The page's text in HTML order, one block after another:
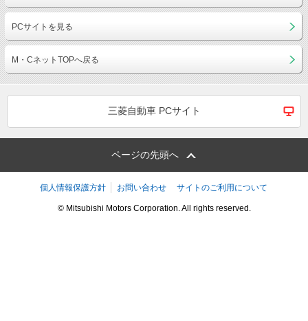
PCサイトを見る
M・CネットTOPへ戻る
三菱自動車 PCサイト
ページの先頭へ
個人情報保護方針 お問い合わせ サイトのご利用について
© Mitsubishi Motors Corporation. All rights reserved.